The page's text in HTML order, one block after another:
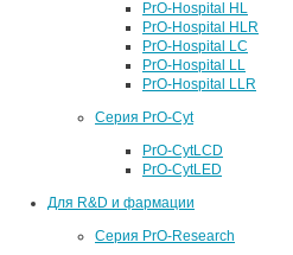
PrO-Hospital HL
PrO-Hospital HLR
PrO-Hospital LC
PrO-Hospital LL
PrO-Hospital LLR
Серия PrO-Cyt
PrO-CytLCD
PrO-CytLED
Для R&D и фармации
Серия PrO-Research